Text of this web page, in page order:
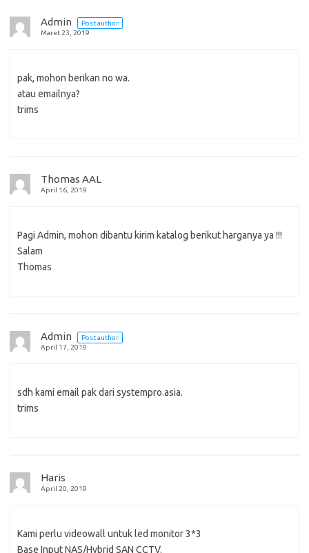
Admin
Post author
Maret 23, 2019
pak, mohon berikan no wa.
atau emailnya?
trims
Thomas AAL
April 16, 2019
Pagi Admin, mohon dibantu kirim katalog berikut harganya ya !!!
Salam
Thomas
Admin
Post author
April 17, 2019
sdh kami email pak dari systempro.asia.
trims
Haris
April 20, 2019
Kami perlu videowall untuk led monitor 3*3
Base Input NAS/Hybrid SAN CCTV.